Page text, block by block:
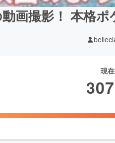
画撮影！ 本格
現